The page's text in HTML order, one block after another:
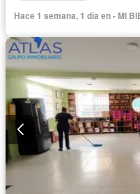
Hace 1 semana, 1 día en - MI